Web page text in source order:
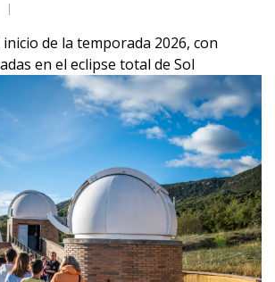
de la temporada 2026, con
en el eclipse total de Sol